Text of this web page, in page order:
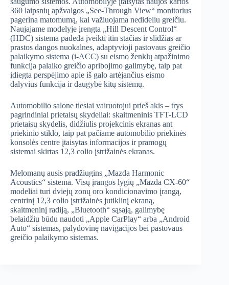
360 laipsnių apžvalgos „See-Through View“ monitorius
pagerina matomumą, kai važiuojama nedideliu greičiu.
Naujajame modelyje įrengta „Hill Descent Control“
(HDC) sistema padeda įveikti itin stačias ir slidžias ar
prastos dangos nuokalnes, adaptyvioji pastovaus greičio
palaikymo sistema (i-ACC) su eismo ženklų atpažinimo
funkcija palaiko greičio apribojimo galimybę, taip pat
įdiegta perspėjimo apie iš galo artėjančius eismo
dalyvius funkcija ir daugybė kitų sistemų.
Automobilio salone tiesiai vairuotojui prieš akis – trys
pagrindiniai prietaisų skydeliai: skaitmeninis TFT-LCD
prietaisų skydelis, didžiulis projekcinis ekranas ant
priekinio stiklo, taip pat pačiame automobilio priekinės
konsolės centre įtaisytas informacijos ir pramogų
sistemai skirtas 12,3 colio įstrižainės ekranas.
Melomanų ausis pradžiugins „Mazda Harmonic
Acoustics“ sistema. Visų įrangos lygių „Mazda CX-60“
modeliai turi dviejų zonų oro kondicionavimo įrangą,
centrinį 12,3 colio įstrižainės jutiklinį ekraną,
skaitmeninį radiją, „Bluetooth“ sąsają, galimybę
belaidžiu būdu naudoti „Apple CarPlay“ arba „Android
Auto“ sistemas, palydovinę navigacijos bei pastovaus
greičio palaikymo sistemas.